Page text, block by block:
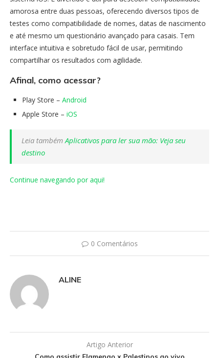
amorosa entre duas pessoas, oferecendo diversos tipos de
testes como compatibilidade de nomes, datas de nascimento
e até mesmo um questionário avançado para casais. Tem
interface intuitiva e sobretudo fácil de usar, permitindo
compartilhar os resultados com agilidade.
Afinal, como acessar?
Play Store – Android
Apple Store – iOS
Leia também Aplicativos para ler sua mão: Veja seu
destino
Continue navegando por aqui!
0 Comentários
ALINE
Artigo Anterior